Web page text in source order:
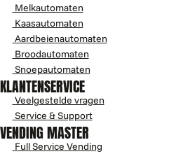
Melkautomaten
Kaasautomaten
Aardbeienautomaten
Broodautomaten
Snoepautomaten
KLANTENSERVICE
Veelgestelde vragen
Service & Support
VENDING MASTER
Full Service Vending